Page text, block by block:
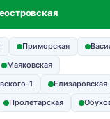
Приморская
Маяковская
1
Елизаровская
Пролетарская